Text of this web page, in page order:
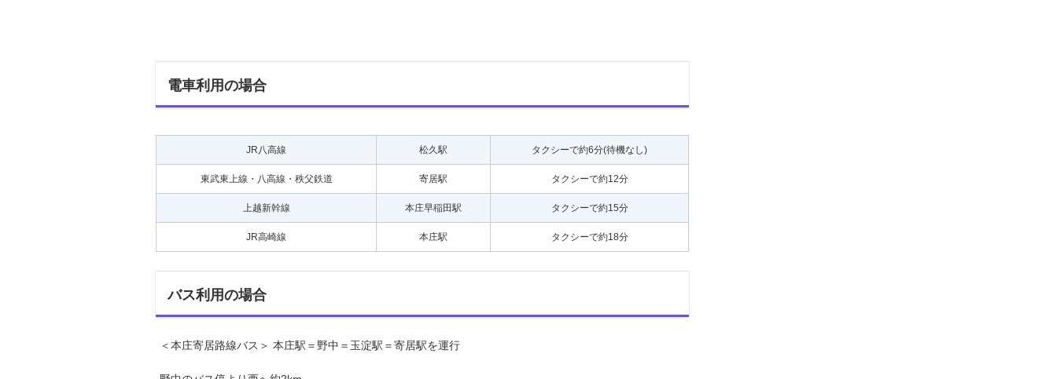
電車利用の場合
JR八高線 松久駅 タクシーで約6分(待機なし)
東武東上線・八高線・秩父鉄道 寄居駅 タクシーで約12分
上越新幹線 本庄早稲田駅 タクシーで約15分
JR高崎線 本庄駅 タクシーで約18分
バス利用の場合
＜本庄寄居路線バス＞ 本庄駅＝野中＝玉淀駅＝寄居駅を運行